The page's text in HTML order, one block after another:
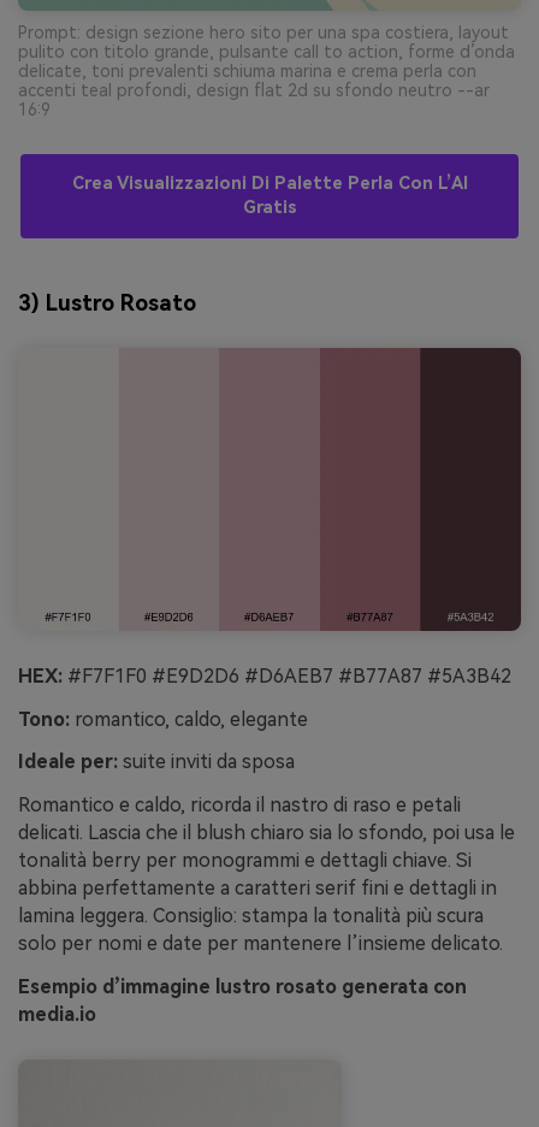
Prompt: design sezione hero sito per una spa costiera, layout
pulito con titolo grande, pulsante call to action, forme d’onda
delicate, toni prevalenti schiuma marina e crema perla con
accenti teal profondi, design flat 2d su sfondo neutro --ar
16:9
Crea Visualizzazioni Di Palette Perla Con L’AI
Gratis
3) Lustro Rosato
HEX: #F7F1F0 #E9D2D6 #D6AEB7 #B77A87 #5A3B42
Tono: romantico, caldo, elegante
Ideale per: suite inviti da sposa
Romantico e caldo, ricorda il nastro di raso e petali
delicati. Lascia che il blush chiaro sia lo sfondo, poi usa le
tonalità berry per monogrammi e dettagli chiave. Si
abbina perfettamente a caratteri serif fini e dettagli in
lamina leggera. Consiglio: stampa la tonalità più scura
solo per nomi e date per mantenere l’insieme delicato.
Esempio d’immagine lustro rosato generata con
media.io